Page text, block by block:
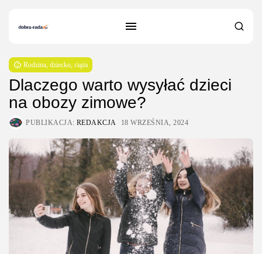
Rodzina, dziecko, ciąża
Dlaczego warto wysyłać dzieci
na obozy zimowe?
PUBLIKACJA: REDAKCJA 18 WRZEŚNIA, 2024